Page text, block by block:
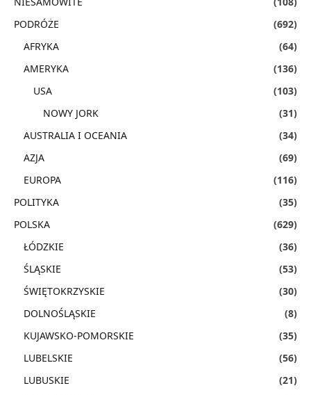
PODRÓŻE
(692)
AFRYKA
(64)
AMERYKA
(136)
USA
(103)
NOWY JORK
(31)
AUSTRALIA I OCEANIA
(34)
AZJA
(69)
EUROPA
(116)
POLITYKA
(35)
POLSKA
(629)
ŁÓDZKIE
(36)
ŚLĄSKIE
(53)
ŚWIĘTOKRZYSKIE
(30)
DOLNOŚLĄSKIE
(8)
KUJAWSKO-POMORSKIE
(35)
LUBELSKIE
(56)
LUBUSKIE
(21)